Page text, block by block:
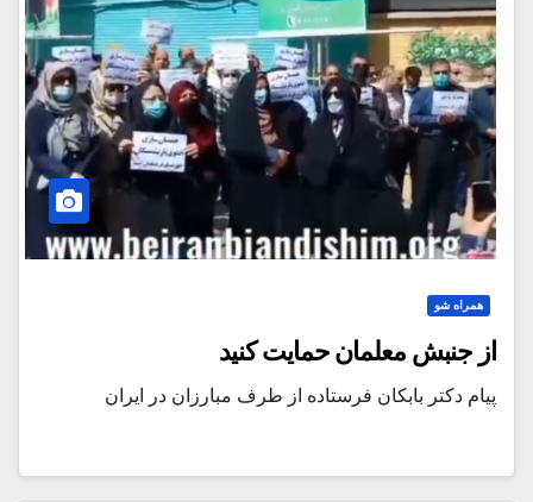
همراه شو
از جنبش معلمان حمایت کنید
پیام دکتر بابکان فرستاده از طرف مبارزان در ایران